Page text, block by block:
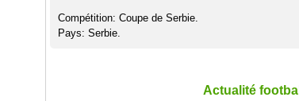
Compétition: Coupe de Serbie.
Pays: Serbie.
Actualité football